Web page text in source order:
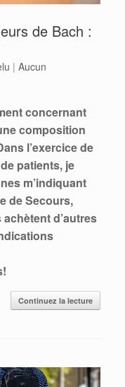
de Bach :
| Aucun
concernant
composition
l’exercice de
patients, je
m’indiquant
de Secours,
d’autres
Continuez la lecture